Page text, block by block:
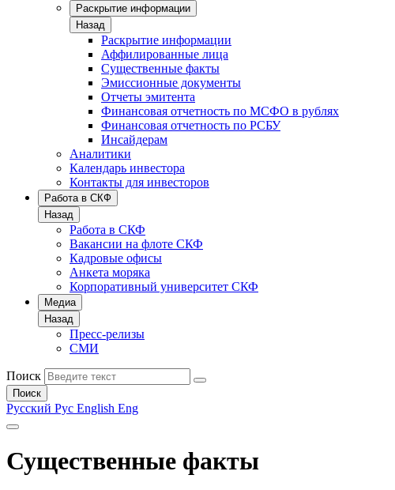
Раскрытие информации
Назад
Раскрытие информации
Аффилированные лица
Существенные факты
Эмиссионные документы
Отчеты эмитента
Финансовая отчетность по МСФО в рублях
Финансовая отчетность по РСБУ
Инсайдерам
Аналитики
Календарь инвестора
Контакты для инвесторов
Работа в СКФ
Назад
Работа в СКФ
Вакансии на флоте СКФ
Кадровые офисы
Анкета моряка
Корпоративный университет СКФ
Медиа
Назад
Пресс-релизы
СМИ
Поиск
Поиск
Русский Рус English Eng
Существенные факты